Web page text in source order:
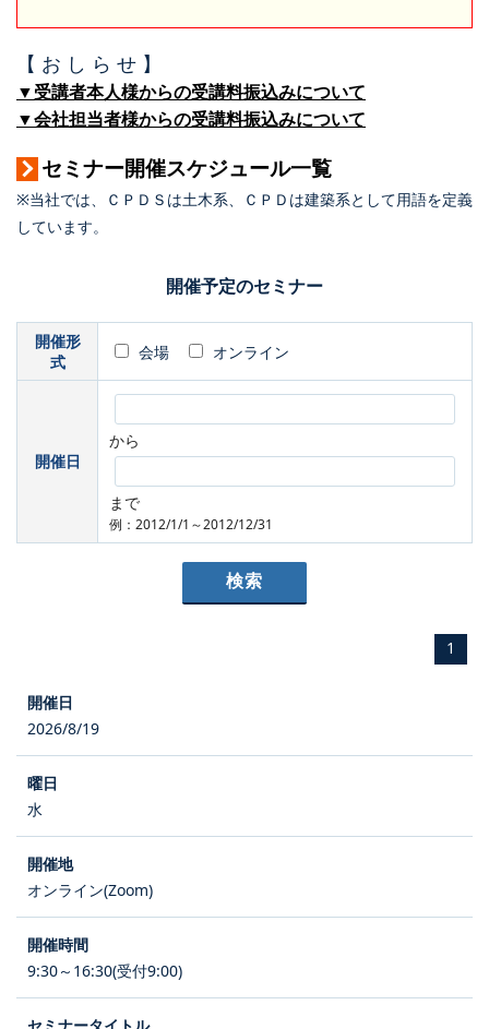
【 お し ら せ 】
▼受講者本人様からの受講料振込みについて
▼会社担当者様からの受講料振込みについて
セミナー開催スケジュール一覧
※当社では、ＣＰＤＳは土木系、ＣＰＤは建築系として用語を定義
しています。
開催予定のセミナー
開催形
式
会場 オンライン
開催日
から
まで
例：2012/1/1～2012/12/31
1
2026/8/19
水
オンライン(Zoom)
9:30～16:30(受付9:00)